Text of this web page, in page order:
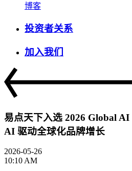
博客
投资者关系
加入我们
易点天下入选 2026 Global
AI 驱动全球化品牌增长
2026-05-26
10:10 AM